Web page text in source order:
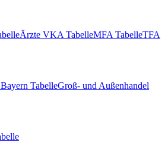
Ärzte VKA TabelleMFA TabelleTFA
TabelleGroß- und Außenhandel